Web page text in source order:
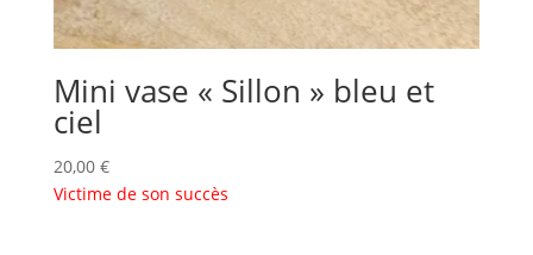
Mini vase « Sillon » bleu et
ciel
20,00 €
Victime de son succès